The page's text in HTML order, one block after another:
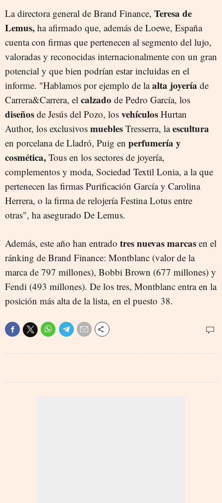
La directora general de Brand Finance, Teresa de
Lemus, ha afirmado que, además de Loewe, España
cuenta con firmas que pertenecen al segmento del lujo,
valoradas y reconocidas internacionalmente con un gran
potencial y que bien podrían estar incluidas en el
informe. "Hablamos por ejemplo de laalta joyería de
Carrera&Carrera, el calzado de Pedro García, los
diseños de Jesús del Pozo, los vehículos Hurtan
Author, los exclusivos muebles Tresserra, laescultura
en porcelana de Lladró, Puig en perfumería y
cosmética, Tous en los sectores de joyería,
complementos y moda, Sociedad Textil Lonia, a la que
pertenecen las firmas Purificación García y Carolina
Herrera, o la firma de relojería Festina Lotus entre
otras", ha asegurado De Lemus.
Además, este año han entrado tres nuevas marcas en el
ránking de Brand Finance: Montblanc (valor de la
marca de 797 millones), Bobbi Brown (677 millones) y
Fendi (493 millones). De los tres, Montblanc entra en la
posición más alta de la lista, en el puesto 38.